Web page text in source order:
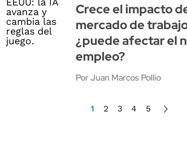
Crece el impacto
mercado de
¿puede afectar el
empleo?
Por Juan Marcos Pollio
1 2 3 4 5